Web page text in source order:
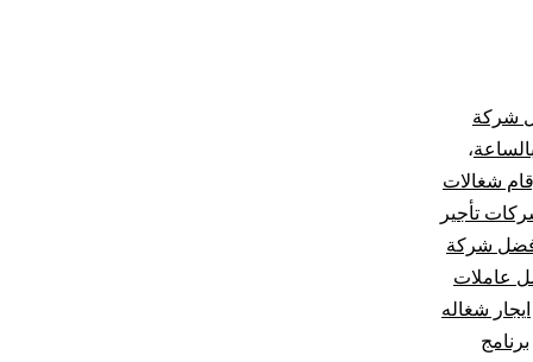
بالمدينةشركة
،
شغالات
تأجير
شركة
عاملات
ايجار شغاله
برنامج